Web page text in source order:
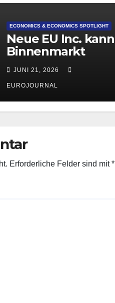
ECONOMICS & ECONOMICS SPOTLIGHT
Neue EU Inc. kann
Binnenmarkt
JUNI 21, 2026
EUROJOURNAL
Erforderliche Felder sind mit*